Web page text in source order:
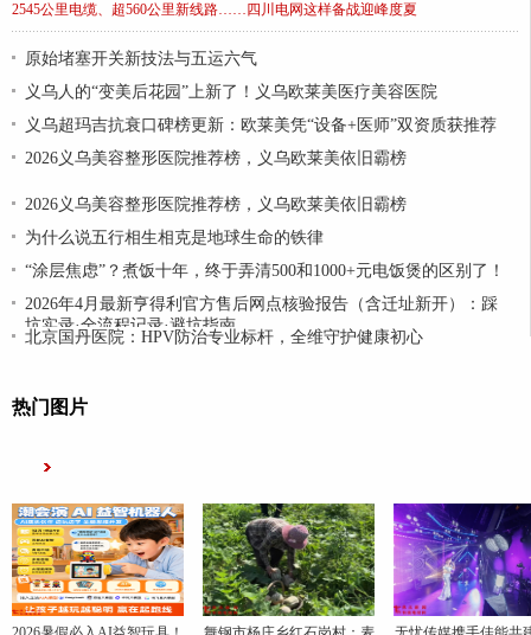
2545公里电缆、超560公里新线路……四川电网这样备战迎峰度夏
原始堵塞开关新技法与五运六气
义乌人的“变美后花园”上新了！义乌欧莱美医疗美容医院
义乌超玛吉抗衰口碑榜更新：欧莱美凭“设备+医师”双资质获推荐
2026义乌美容整形医院推荐榜，义乌欧莱美依旧霸榜
2026义乌美容整形医院推荐榜，义乌欧莱美依旧霸榜
为什么说五行相生相克是地球生命的铁律
“涂层焦虑”？煮饭十年，终于弄清500和1000+元电饭煲的区别了！
2026年4月最新亨得利官方售后网点核验报告（含迁址新开）：踩
坑实录·全流程记录·避坑指南
北京国丹医院：HPV防治专业标杆，全维守护健康初心
热门图片